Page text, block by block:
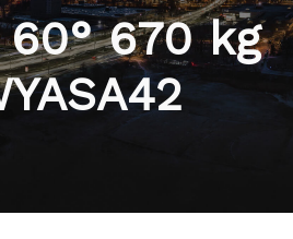
60° 670 kg